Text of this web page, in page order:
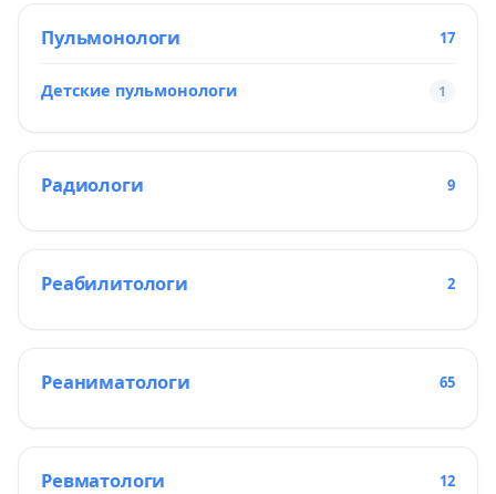
Пульмонологи 17
Детские пульмонологи 1
Радиологи 9
Реабилитологи 2
Реаниматологи 65
Ревматологи 12